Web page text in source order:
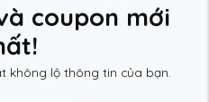
coupon mới
không lộ thông tin của bạn.